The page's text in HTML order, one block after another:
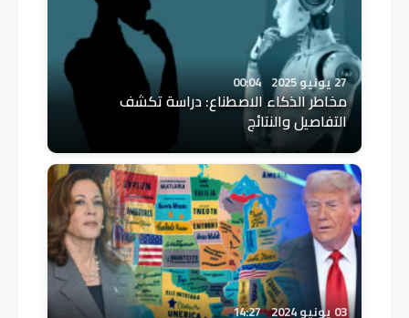
27 يونيو 2025 00:04
مخاطر الذكاء الاصطناع: دراسة تكشف
التفاصيل والنتائج
03 يونيو 2024 14:27